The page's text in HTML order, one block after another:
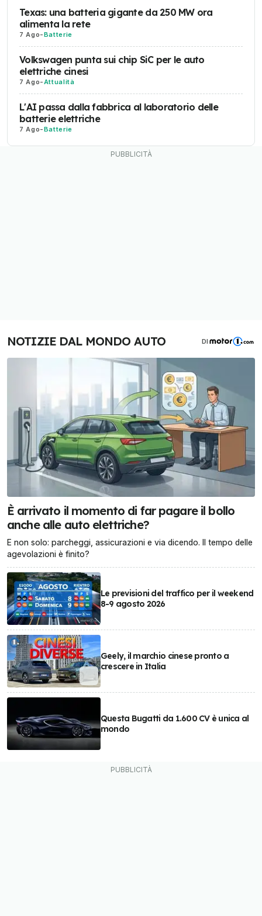
Texas: una batteria gigante da 250 MW ora
alimenta la rete
7 Ago-Batterie
Volkswagen punta sui chip SiC per le auto
elettriche cinesi
7 Ago-Attualità
L'AI passa dalla fabbrica al laboratorio delle
batterie elettriche
7 Ago-Batterie
NOTIZIE DAL MONDO AUTO DI
È arrivato il momento di far pagare il bollo
anche alle auto elettriche?
E non solo: parcheggi, assicurazioni e via dicendo. Il tempo delle
agevolazioni è finito?
Le previsioni del traffico per il weekend
8-9 agosto 2026
Geely, il marchio cinese pronto a
crescere in Italia
Questa Bugatti da 1.600 CV è unica al
mondo